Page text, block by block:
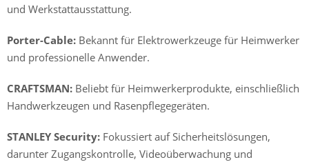
und Werkstattausstattung.
Porter-Cable: Bekannt für Elektrowerkzeuge für Heimwerker
und professionelle Anwender.
CRAFTSMAN: Beliebt für Heimwerkerprodukte, einschließlich
Handwerkzeugen und Rasenpflegegeräten.
STANLEY Security: Fokussiert auf Sicherheitslösungen,
darunter Zugangskontrolle, Videoüberwachung und